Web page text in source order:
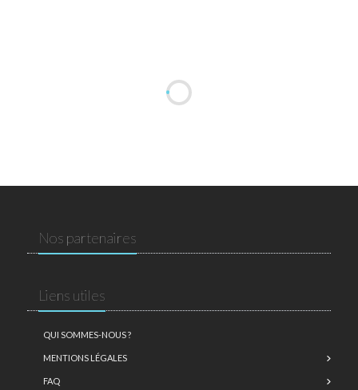
Nos partenaires
Liens utiles
QUI SOMMES-NOUS ?
MENTIONS LÉGALES
FAQ